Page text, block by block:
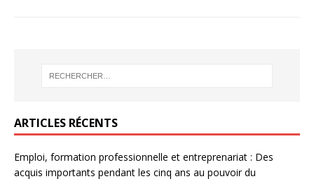
ARTICLES RÉCENTS
Emploi, formation professionnelle et entreprenariat : Des
acquis importants pendant les cinq ans au pouvoir du